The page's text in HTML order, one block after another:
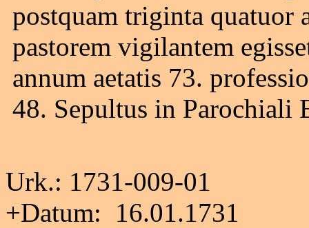
postquam triginta quatuor
pastorem vigilantem
annum aetatis 73.
48. Sepultus in Parochiali
Urk.: 1731-009-01
+Datum: 16.01.1731